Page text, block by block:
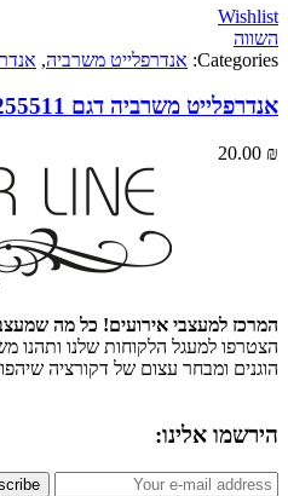
אנדרפלייט משרביה,
משרביה דגם 255511
למעצבי אירועים! כל מה שמעצב
למעגל הלקוחות שלנו ותהנו משרות
ומבחר עצום של דקורציה שיהפוך כל
אלינו:
Subscribe